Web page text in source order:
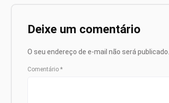
Deixe um comentário
O seu endereço de e-mail não será publicado.
Comentário *